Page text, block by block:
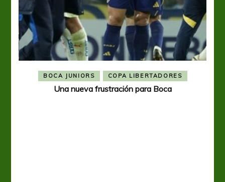
BOCA JUNIORS COPA LIBERTADORES
Una nueva frustración para Boca